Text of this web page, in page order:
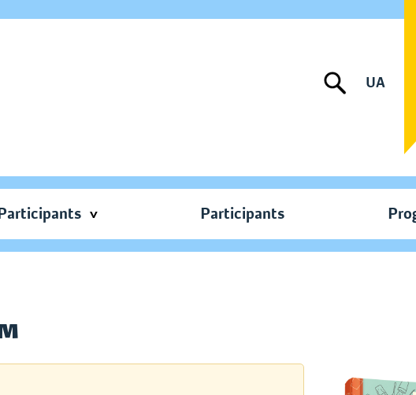
UA
Participants